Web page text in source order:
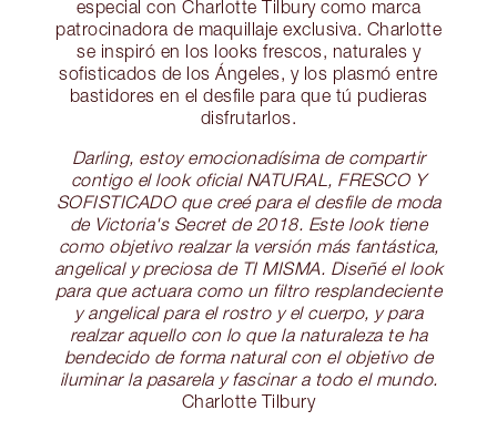
especial con Charlotte Tilbury como marca
patrocinadora de maquillaje exclusiva. Charlotte
se inspiró en los looks frescos, naturales y
sofisticados de los Ángeles, y los plasmó entre
bastidores en el desfile para que tú pudieras
disfrutarlos.
Darling, estoy emocionadísima de compartir
contigo el look oficial NATURAL, FRESCO Y
SOFISTICADO que creé para el desfile de moda
de Victoria's Secret de 2018. Este look tiene
como objetivo realzar la versión más fantástica,
angelical y preciosa de TI MISMA. Diseñé el look
para que actuara como un filtro resplandeciente
y angelical para el rostro y el cuerpo, y para
realzar aquello con lo que la naturaleza te ha
bendecido de forma natural con el objetivo de
iluminar la pasarela y fascinar a todo el mundo.
Charlotte Tilbury